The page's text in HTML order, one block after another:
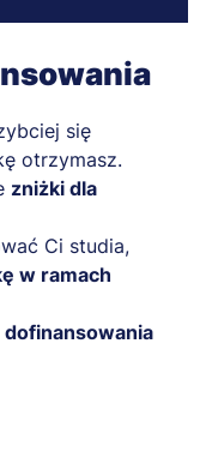
się
otrzymasz.
zniżki dla
Ci studia,
w ramach
dofinansowania